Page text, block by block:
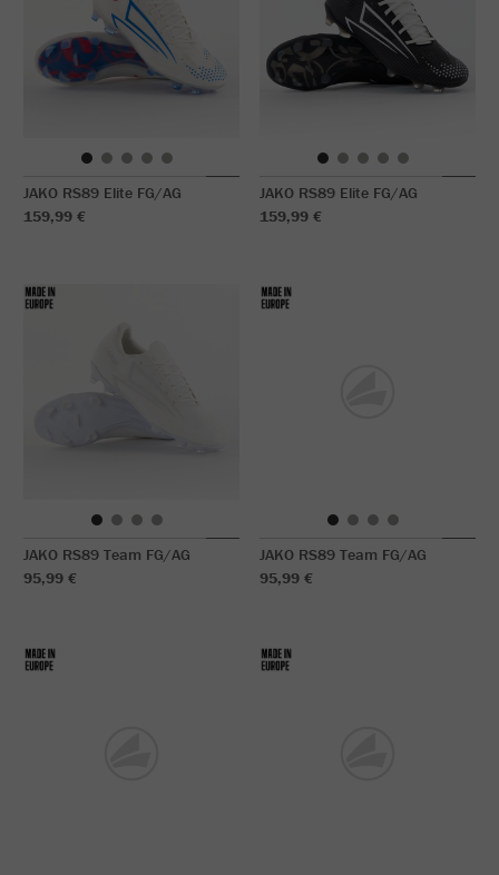
JAKO RS89 Elite FG/AG
159,99 €
JAKO RS89 Elite FG/AG
159,99 €
JAKO RS89 Team FG/AG
95,99 €
JAKO RS89 Team FG/AG
95,99 €